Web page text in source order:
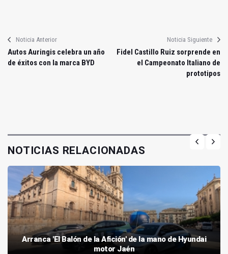
Noticia Anterior
Autos Auringis celebra un año
de éxitos con la marca BYD
Noticia Siguiente
Fidel Castillo Ruiz sorprende en
el Campeonato Italiano de
prototipos
NOTICIAS RELACIONADAS
Arranca 'El Balón de la Afición' de la mano de Hyundai
motor Jaén